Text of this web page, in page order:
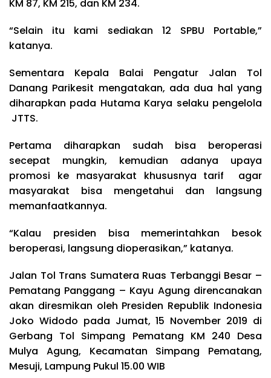
KM 87, KM 215, dan KM 234.
“Selain itu kami sediakan 12 SPBU Portable,”
katanya.
Sementara Kepala Balai Pengatur Jalan Tol
Danang Parikesit mengatakan, ada dua hal yang
diharapkan pada Hutama Karya selaku pengelola
JTTS.
Pertama diharapkan sudah bisa beroperasi
secepat mungkin, kemudian adanya upaya
promosi ke masyarakat khususnya tarif agar
masyarakat bisa mengetahui dan langsung
memanfaatkannya.
“Kalau presiden bisa memerintahkan besok
beroperasi, langsung dioperasikan,” katanya.
Jalan Tol Trans Sumatera Ruas Terbanggi Besar –
Pematang Panggang – Kayu Agung direncanakan
akan diresmikan oleh Presiden Republik Indonesia
Joko Widodo pada Jumat, 15 November 2019 di
Gerbang Tol Simpang Pematang KM 240 Desa
Mulya Agung, Kecamatan Simpang Pematang,
Mesuji, Lampung Pukul 15.00 WIB